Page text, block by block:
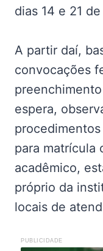
dias 14 e 21
A partir daí,
convocações
espera,
para matrícula
acadêmico,
próprio da
locais de
PUBLICIDADE